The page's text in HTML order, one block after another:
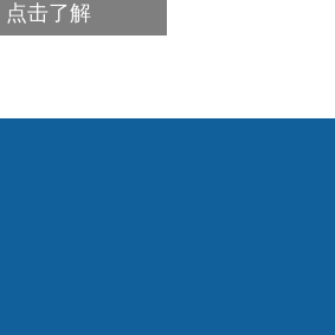
点击了解